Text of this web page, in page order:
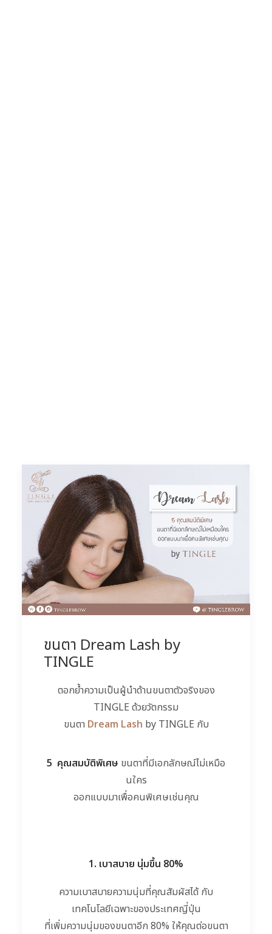
ขนตา Dream Lash by
TINGLE
ตอกย้ำความเป็นผู้นำด้านขนตาตัวจริงของ
TINGLE ด้วยวัตกรรม
ขนตา Dream Lash by TINGLE กับ
5 คุณสมบัติพิเศษ ขนตาที่มีเอกลักษณ์ไม่เหมือ
นใคร
ออกแบบมาเพื่อคนพิเศษเช่นคุณ
1. เบาสบาย นุ่มขึ้น 80%
ความเบาสบายความนุ่มที่คุณสัมผัสได้ กับ
เทคโนโลยีเฉพาะของประเทศญี่ปุ่น
ที่เพิ่มความนุ่มของขนตาอีก 80% ให้คุณต่อขนตา